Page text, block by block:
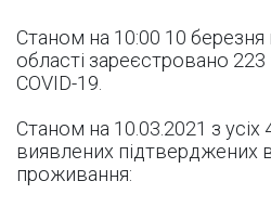
Станом на 10:00 10 березня
області зареєстровано
COVID-19.
Станом на 10.03.2021 з усіх
виявлених підтверджених
проживання: